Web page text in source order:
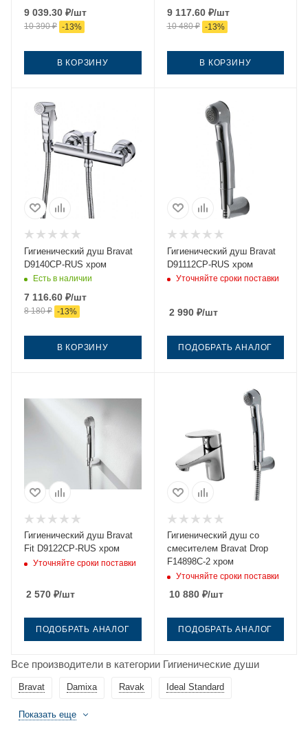
9 039.30 ₽/шт
10 390₽ -13%
В КОРЗИНУ
9 117.60₽/шт
10 480₽ -13%
В КОРЗИНУ
Гигиенический душ Bravat
D9140CP-RUS хром
Есть в наличии
7 116.60 ₽/шт
8 180₽ -13%
В КОРЗИНУ
Гигиенический душ Bravat
D91112CP-RUS хром
Уточняйте сроки поставки
2 990₽/шт
ПОДОБРАТЬ АНАЛОГ
Гигиенический душ Bravat
Fit D9122CP-RUS хром
Уточняйте сроки поставки
2 570 ₽/шт
ПОДОБРАТЬ АНАЛОГ
Гигиенический душ со
смесителем Bravat Drop
F14898C-2 хром
Уточняйте сроки поставки
10 880₽/шт
ПОДОБРАТЬ АНАЛОГ
Все производители в категории Гигиенические души
Damixa Ravak Ideal Standard
Bravat
Показать еще